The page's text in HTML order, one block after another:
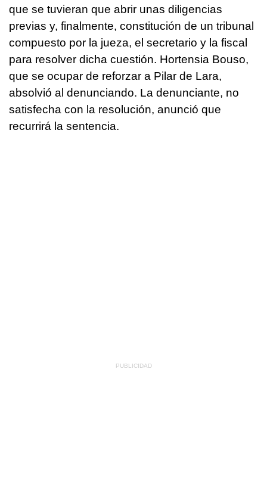
que se tuvieran que abrir unas diligencias
previas y, finalmente, constitución de un tribunal
compuesto por la jueza, el secretario y la fiscal
para resolver dicha cuestión. Hortensia Bouso,
que se ocupar de reforzar a Pilar de Lara,
absolvió al denunciando. La denunciante, no
satisfecha con la resolución, anunció que
recurrirá la sentencia.